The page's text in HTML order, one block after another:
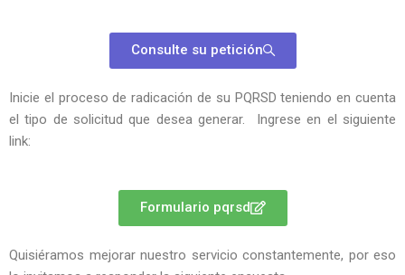
Consulte su petición
Inicie el proceso de radicación de su PQRSD teniendo en cuenta
el tipo de solicitud que desea generar. Ingrese en el siguiente
link:
Formulario pqrsd
Quisiéramos mejorar nuestro servicio constantemente, por eso